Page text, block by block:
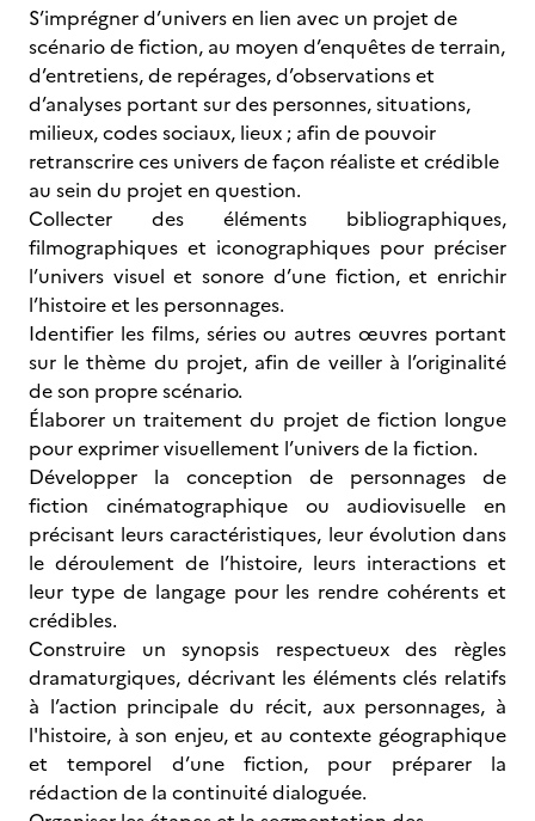
S’imprégner d’univers en lien avec un projet de
scénario de fiction, au moyen d’enquêtes de terrain,
d’entretiens, de repérages, d’observations et
d’analyses portant sur des personnes, situations,
milieux, codes sociaux, lieux ; afin de pouvoir
retranscrire ces univers de façon réaliste et crédible
au sein du projet en question.
Collecter des éléments bibliographiques,
filmographiques et iconographiques pour préciser
l’univers visuel et sonore d’une fiction, et enrichir
l’histoire et les personnages.
Identifier les films, séries ou autres œuvres portant
sur le thème du projet, afin de veiller à l’originalité
de son propre scénario.
Élaborer un traitement du projet de fiction longue
pour exprimer visuellement l’univers de la fiction.
Développer la conception de personnages de
fiction cinématographique ou audiovisuelle en
précisant leurs caractéristiques, leur évolution dans
le déroulement de l’histoire, leurs interactions et
leur type de langage pour les rendre cohérents et
crédibles.
Construire un synopsis respectueux des règles
dramaturgiques, décrivant les éléments clés relatifs
à l’action principale du récit, aux personnages, à
l'histoire, à son enjeu, et au contexte géographique
et temporel d’une fiction, pour préparer la
rédaction de la continuité dialoguée.